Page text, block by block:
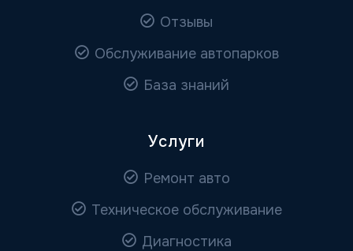
Отзывы
Обслуживание автопарков
База знаний
Услуги
Ремонт авто
Техническое обслуживание
Диагностика